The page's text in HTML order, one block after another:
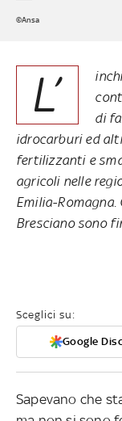
©Ansa
L’
di
idrocarburi ed
fertilizzanti e
agricoli nelle
Emilia-
Bresciano sono
Sceglici su:
Google
Sapevano che